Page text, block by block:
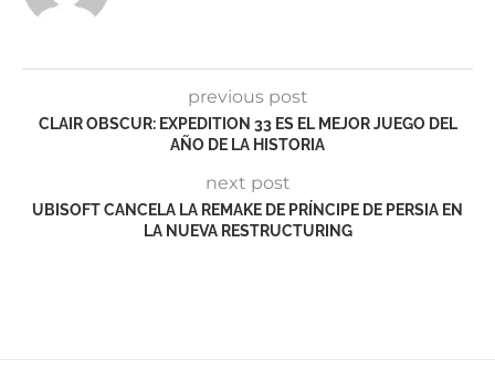
previous post
CLAIR OBSCUR: EXPEDITION 33 ES EL MEJOR JUEGO DEL
AÑO DE LA HISTORIA
next post
UBISOFT CANCELA LA REMAKE DE PRÍNCIPE DE PERSIA EN
LA NUEVA RESTRUCTURING